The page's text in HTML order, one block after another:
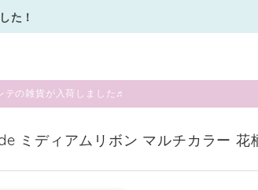
た！
テの雑貨が入荷しました♬
ミディアムリボン マルチカラー 花